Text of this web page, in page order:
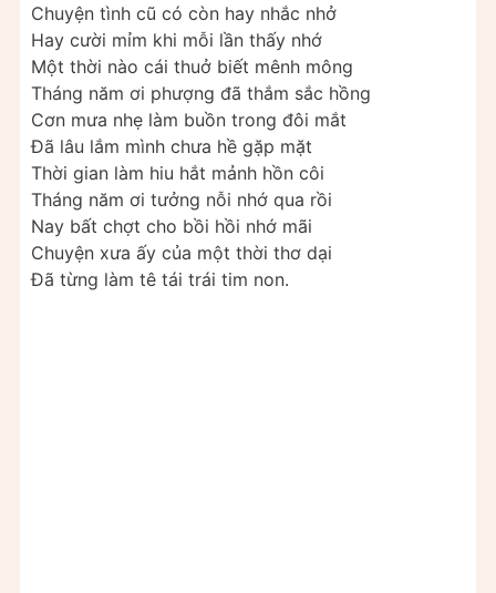
Chuyện tình cũ có còn hay nhắc nhở
Hay cười mỉm khi mỗi lần thấy nhớ
Một thời nào cái thuở biết mênh mông
Tháng năm ơi phượng đã thắm sắc hồng
Cơn mưa nhẹ làm buồn trong đôi mắt
Đã lâu lắm mình chưa hề gặp mặt
Thời gian làm hiu hắt mảnh hồn côi
Tháng năm ơi tưởng nỗi nhớ qua rồi
Nay bất chợt cho bồi hồi nhớ mãi
Chuyện xưa ấy của một thời thơ dại
Đã từng làm tê tái trái tim non.